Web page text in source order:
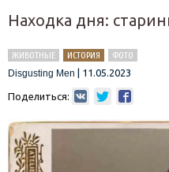
Находка дня:
ЖИВОТНЫЕ ИСТОРИЯ
ФОТО
Disgusting Men
11.05.2023
Поделиться: